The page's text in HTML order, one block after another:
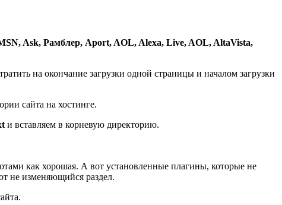
Ask, Рамблер, Aport, AOL, Alexa, Live, AOL, AltaVista,
на окончание загрузки одной страницы и началом загрузки
сайта на хостинге.
и вставляем в корневую директорию.
как хорошая. А вот установленные плагины, которые не
не изменяющийся раздел.